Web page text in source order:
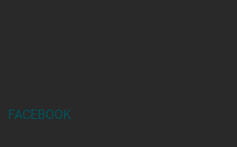
FACEBOOK